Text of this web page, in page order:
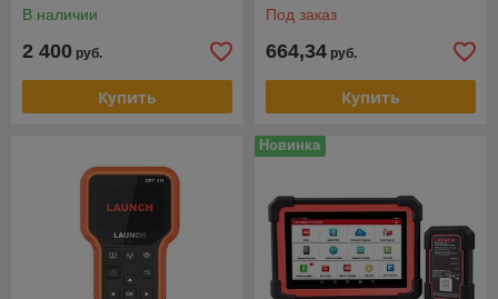
В наличии
2 400 руб.
Купить
Под заказ
664,34 руб.
Купить
Новинка